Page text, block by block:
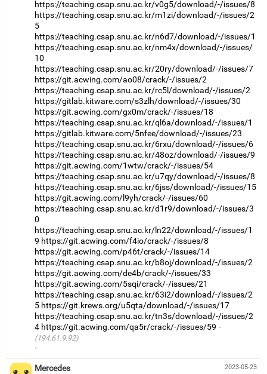
https://teaching.csap.snu.ac.kr/v0g5/download/-/issues/8
https://teaching.csap.snu.ac.kr/m1zi/download/-/issues/2
5
https://teaching.csap.snu.ac.kr/n6d7/download/-/issues/1
https://teaching.csap.snu.ac.kr/nm4x/download/-/issues/
10
https://teaching.csap.snu.ac.kr/20ry/download/-/issues/7
https://git.acwing.com/ao08/crack/-/issues/2
https://teaching.csap.snu.ac.kr/rc5l/download/-/issues/2
https://gitlab.kitware.com/s3zlh/download/-/issues/30
https://git.acwing.com/gx0m/crack/-/issues/18
https://teaching.csap.snu.ac.kr/ql6a/download/-/issues/1
https://gitlab.kitware.com/5nfee/download/-/issues/23
https://teaching.csap.snu.ac.kr/6rxu/download/-/issues/6
https://teaching.csap.snu.ac.kr/48oz/download/-/issues/9
https://git.acwing.com/1wtw/crack/-/issues/54
https://teaching.csap.snu.ac.kr/u7qy/download/-/issues/8
https://teaching.csap.snu.ac.kr/6jss/download/-/issues/15
https://git.acwing.com/l9yh/crack/-/issues/60
https://teaching.csap.snu.ac.kr/d1r9/download/-/issues/3
0
https://teaching.csap.snu.ac.kr/ln22/download/-/issues/1
9 https://git.acwing.com/f4io/crack/-/issues/8
https://git.acwing.com/p46t/crack/-/issues/14
https://teaching.csap.snu.ac.kr/b8oj/download/-/issues/2
https://git.acwing.com/de4b/crack/-/issues/33
https://git.acwing.com/5sqi/crack/-/issues/21
https://teaching.csap.snu.ac.kr/63i2/download/-/issues/2
5 https://git.krews.org/u5qta/download/-/issues/17
https://teaching.csap.snu.ac.kr/tn3s/download/-/issues/2
4 https://git.acwing.com/qa5r/crack/-/issues/59
(194.61.9.92)
·
2023-05-23
Mercedes